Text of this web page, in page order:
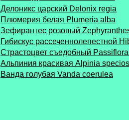
Делоникс царский Delonix regia
Плюмерия белая Plumeria alba
Зефирантес розовый
Гибискус рассеченнолепестной
Cтрастоцвет съедобный
Альпиния красивая Alpinia
Ванда голубая Vanda coerulea